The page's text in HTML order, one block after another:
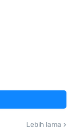
Lebih lama